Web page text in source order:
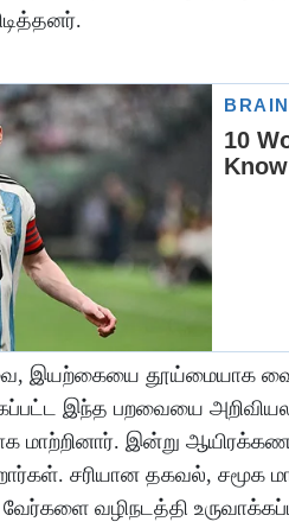
இயற்கையை தூய்மையாக
இந்த பறவையை
மாற்றினார். இன்று
சரியான தகவல், சமூக
வழிநடத்தி